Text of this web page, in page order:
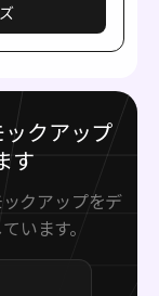
クアップ
す
クアップをデ
います。